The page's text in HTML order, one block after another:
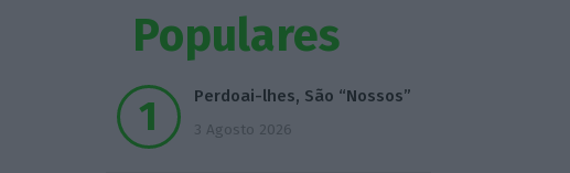
Populares
Perdoai-lhes, São “Nossos”
3 Agosto 2026